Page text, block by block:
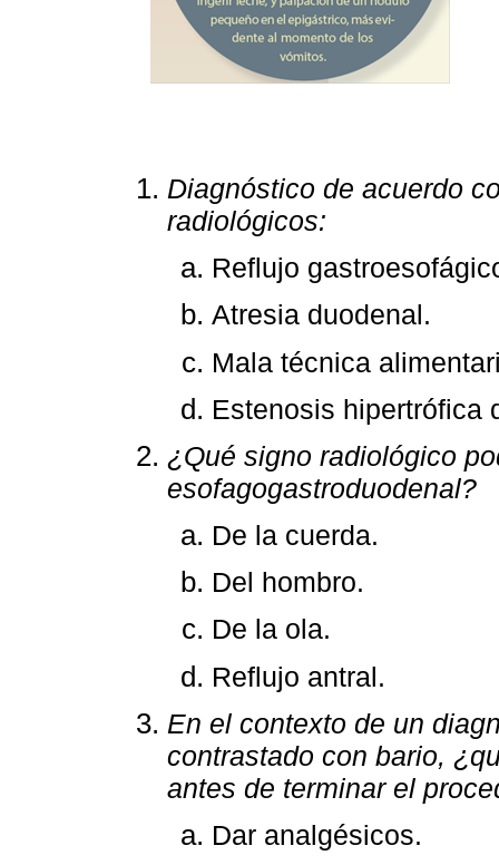
Diagnóstico de acuerdo
radiológicos:
Reflujo
Atresia duodenal.
Mala técnica
Estenosis hipertrófica
¿Qué signo radiológico
esofagogastroduodenal?
De la cuerda.
Del hombro.
De la ola.
Reflujo antral.
En el contexto de un
contrastado con bario,
antes de terminar el
Dar analgésicos.